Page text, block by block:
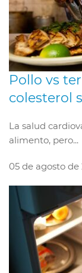
Pollo vs
colesterol
La salud
alimento, pero...
05 de agosto de